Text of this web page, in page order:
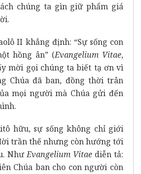
chúng ta gìn giữ phẩm giá
II khẳng định: “Sự sống con
hồng ân” (Evangelium Vitae,
mời gọi chúng ta biết tạ ơn vì
Chúa đã ban, đồng thời trân
mọi người mà Chúa gửi đến
hữu, sự sống không chỉ giới
trần thế nhưng còn hướng tới
NhưEvangelium Vitae diễn tả:
Chúa ban cho con người còn